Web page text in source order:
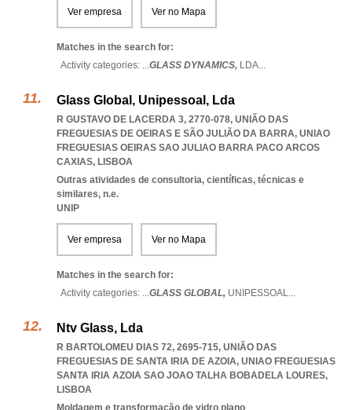
Ver empresa Ver no Mapa
Matches in the search for:
Activity categories: ...GLASS DYNAMICS, LDA...
Glass Global, Unipessoal, Lda
R GUSTAVO DE LACERDA 3, 2770-078, UNIÃO DAS
FREGUESIAS DE OEIRAS E SÃO JULIÃO DA BARRA, UNIAO
FREGUESIAS OEIRAS SAO JULIAO BARRA PACO ARCOS
CAXIAS, LISBOA
Outras atividades de consultoria, científicas, técnicas e
similares, n.e.
UNIP
Ver empresa Ver no Mapa
Matches in the search for:
Activity categories: ...GLASS GLOBAL, UNIPESSOAL...
Ntv Glass, Lda
R BARTOLOMEU DIAS 72, 2695-715, UNIÃO DAS
FREGUESIAS DE SANTA IRIA DE AZOIA, UNIAO FREGUESIAS
SANTA IRIA AZOIA SAO JOAO TALHA BOBADELA LOURES,
LISBOA
Moldagem e transformação de vidro plano